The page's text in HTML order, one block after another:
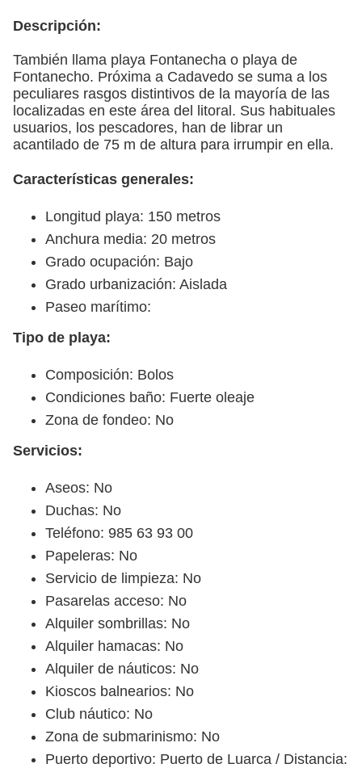
Descripción:
También llama playa Fontanecha o playa de
Fontanecho. Próxima a Cadavedo se suma a los
peculiares rasgos distintivos de la mayoría de las
localizadas en este área del litoral. Sus habituales
usuarios, los pescadores, han de librar un
acantilado de 75 m de altura para irrumpir en ella.
Características generales:
Longitud playa: 150 metros
Anchura media: 20 metros
Grado ocupación: Bajo
Grado urbanización: Aislada
Paseo marítimo:
Tipo de playa:
Composición: Bolos
Condiciones baño: Fuerte oleaje
Zona de fondeo: No
Servicios:
Aseos: No
Duchas: No
Teléfono: 985 63 93 00
Papeleras: No
Servicio de limpieza: No
Pasarelas acceso: No
Alquiler sombrillas: No
Alquiler hamacas: No
Alquiler de náuticos: No
Kioscos balnearios: No
Club náutico: No
Zona de submarinismo: No
Puerto deportivo: Puerto de Luarca / Distancia: